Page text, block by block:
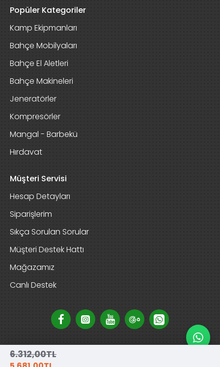
6.312,00TL
Popüler Kategoriler
Kamp Ekipmanları
Bahçe Mobilyaları
Bahçe El Aletleri
Bahçe Makineleri
Jeneratörler
Kompresörler
Mangal - Barbekü
Hırdavat
Müşteri Servisi
Hesap Detayları
Siparişlerim
Sıkça Sorulan Sorular
Müşteri Destek Hattı
Mağazamız
Canlı Destek